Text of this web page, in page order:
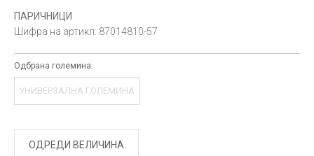
ПАРИЧНИЦИ
Шифра на артикл: 87014810-57
Одбрана големина:
УНИВЕРЗАЛНА ГОЛЕМИНА
ОДРЕДИ ВЕЛИЧИНА